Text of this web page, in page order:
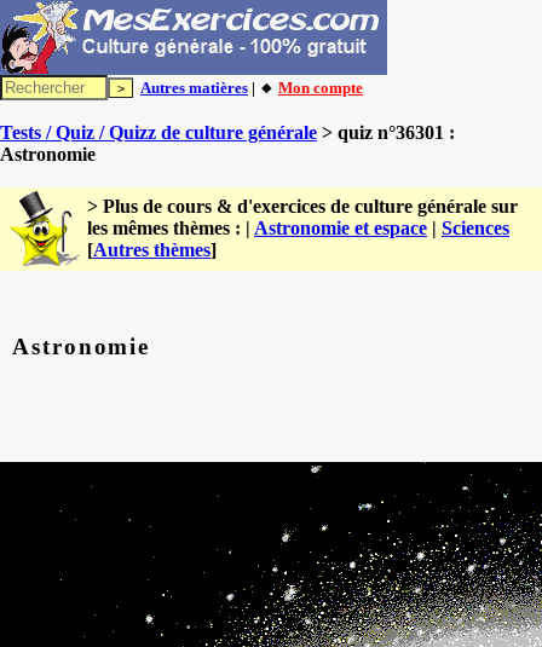
Autres matières | 🔸 Mon compte
Tests / Quiz / Quizz de culture générale > quiz n°36301 :
Astronomie
> Plus de cours & d'exercices de culture générale sur
les mêmes thèmes : | Astronomie et espace | Sciences
[Autres thèmes]
Astronomie